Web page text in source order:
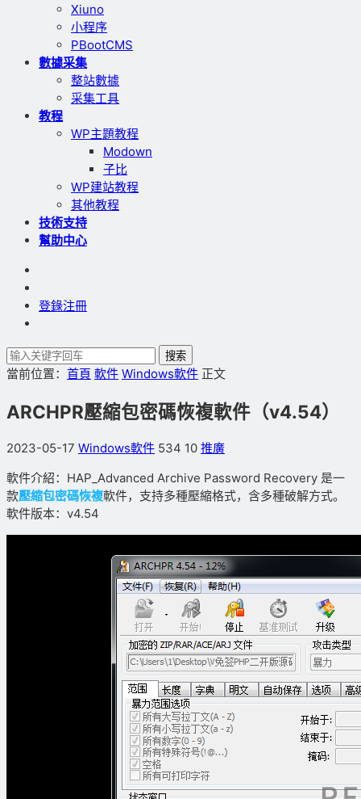
Xiuno
小程序
PBootCMS
數據采集
整站數據
采集工具
教程
WP主題教程
Modown
子比
WP建站教程
其他教程
技術支持
幫助中心
登錄注冊
搜索
當前位置： 首頁 軟件 Windows軟件 正文
ARCHPR壓縮包密碼恢複軟件（v4.54）
2023-05-17 Windows軟件 534 10 推廣
軟件介紹：HAP_Advanced Archive Password Recovery 是一
款壓縮包密碼恢複軟件，支持多種壓縮格式，含多種破解方式。
軟件版本：v4.54